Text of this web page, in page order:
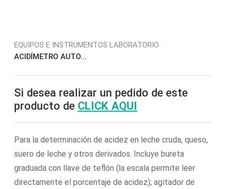
EQUIPOS E INSTRUMENTOS LABORATORIO
ACIDÍMETRO AUTO...
Si desea realizar un pedido de este
producto de CLICK AQUI
Para la determinación de acidez en leche cruda, queso,
suero de leche y otros derivados. Incluye bureta
graduada con llave de teflón (la escala permite leer
directamente el porcentaje de acidez); agitador de